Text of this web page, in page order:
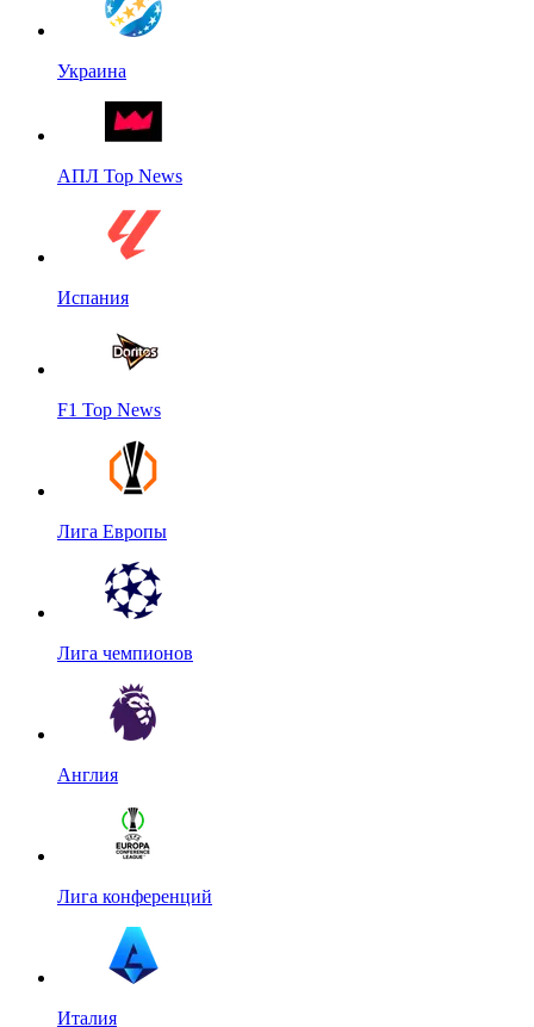
Украина
АПЛ Top News
Испания
F1 Top News
Лига Европы
Лига чемпионов
Англия
Лига конференций
Италия